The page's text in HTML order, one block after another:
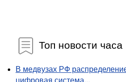
Топ новости часа
В медвузах РФ
цифровая система...